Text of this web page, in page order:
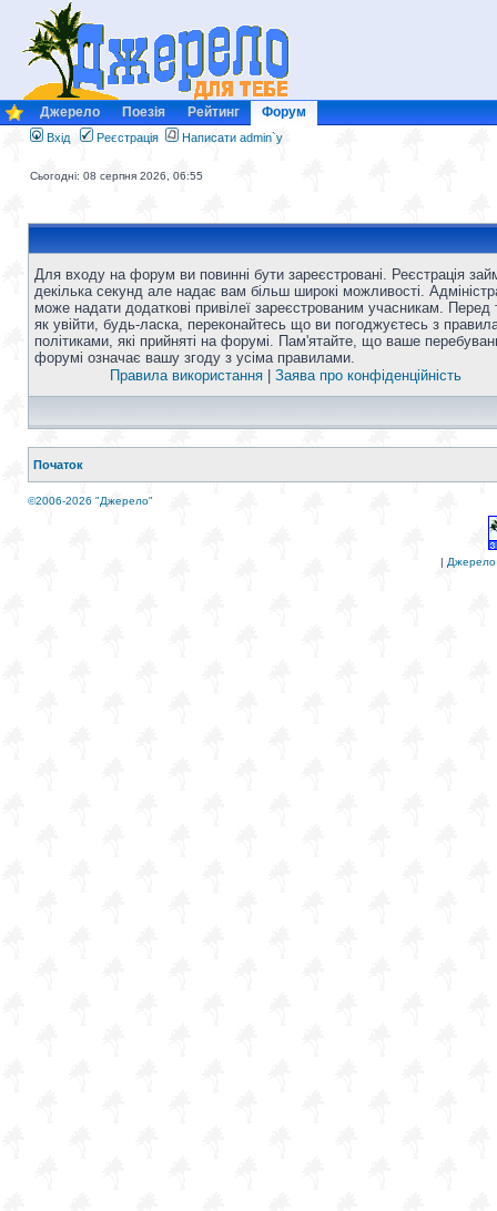
Джерело Поезія Рейтинг Форум
Вхід Реєстрація Написати admin`у
Сьогодні: 08 серпня 2026, 06:55
Для входу на форум ви повинні бути зареєстровані. Реєстрація
декілька секунд але надає вам більш широкі можливості.
може надати додаткові привілеї зареєстрованим учасникам. Перед
як увійти, будь-ласка, переконайтесь що ви погоджуєтесь з
політиками, які прийняті на форумі. Пам'ятайте, що ваше
форумі означає вашу згоду з усіма правилами.
Правила використання
Заява про конфіденційність
Початок
©2006-2026 "Джерело"
| Джерело